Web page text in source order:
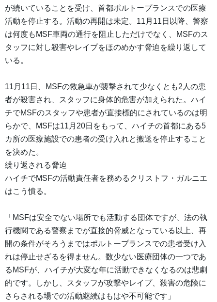
が続いていることを受け、首都ポルトープランスでの医療
活動を停止する。活動の再開は未定。11月11日以降、警察
は何度もMSF車両の通行を阻止しただけでなく、MSFのス
タッフに対し殺害やレイプをほのめかす脅迫を繰り返して
いる。
11月11日、MSFの救急車が襲撃されて少なくとも2人の患
者が殺害され、スタッフに身体的危害が加えられた。ハイ
チでMSFのスタッフや患者が直接標的にされているのは明
らかで、MSFは11月20日をもって、ハイチの首都にある5
カ所の医療施設での患者の受け入れと搬送を停止すること
を決めた。
繰り返される脅迫
ハイチでMSFの活動責任者を務めるクリストフ・ガルニエ
はこう憤る。
「MSFは安全でない場所でも活動する団体ですが、法の執
行機関である警察までが直接的脅威となっている以上、再
開の条件がそろうまではポルトープランスでの患者受け入
れは停止せざるを得ません。数少ない医療団体の一つであ
るMSFが、ハイチが大変な年に活動できなくなるのは悲劇
的です。しかし、スタッフが攻撃やレイプ、殺害の危険に
さらされる場での活動継続はもはや不可能です」